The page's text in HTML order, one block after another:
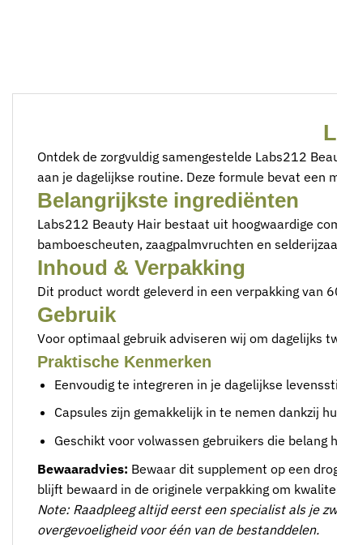
Ontdek de zorgvuldig samengestelde Labs212
aan je dagelijkse routine. Deze formule bevat een
Belangrijkste ingrediënten
Labs212 Beauty Hair bestaat uit hoogwaardige
bamboescheuten, zaagpalmvruchten en
Inhoud & Verpakking
Dit product wordt geleverd in een verpakking van
Gebruik
Voor optimaal gebruik adviseren wij om dagelijks
Praktische Kenmerken
Eenvoudig te integreren in je dagelijkse
Capsules zijn gemakkelijk in te nemen dankzij
Geschikt voor volwassen gebruikers die
Bewaaradvies: Bewaar dit supplement op een
blijft bewaard in de originele verpakking om
Note: Raadpleeg altijd eerst een specialist als je
overgevoeligheid voor één van de bestanddelen.